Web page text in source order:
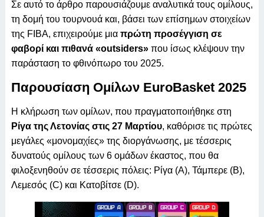
Σε αυτό το άρθρο παρουσιάζουμε αναλυτικά τους ομίλους,
τη δομή του τουρνουά και, βάσει των επίσημων στοιχείων
της FIBA, επιχειρούμε μια πρώτη προσέγγιση σε
φαβορί και πιθανά «outsiders»που ίσως κλέψουν την
παράσταση το φθινόπωρο του 2025.
Παρουσίαση Ομίλων EuroBasket 2025
Η κλήρωση των ομίλων, που πραγματοποιήθηκε στη
Ρίγα της Λετονίας στις 27 Μαρτίου, καθόρισε τις πρώτες
μεγάλες «μονομαχίες» της διοργάνωσης, με τέσσερις
δυνατούς ομίλους των 6 ομάδων έκαστος, που θα
φιλοξενηθούν σε τέσσερις πόλεις: Ρίγα (A), Τάμπερε (B),
Λεμεσός (C) και Κατοβίτσε (D).